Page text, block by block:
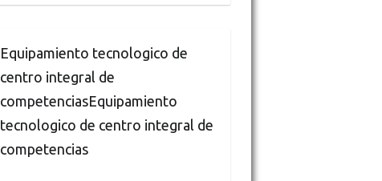
Equipamiento tecnologico de
centro integral de
competenciasEquipamiento
tecnologico de centro integral de
competencias